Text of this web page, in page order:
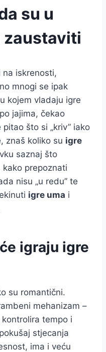
su u
zaustaviti
iskrenosti,
mnogi se ipak
kojem vladaju igre
jajima, čekao
što si „kriv” iako
znaš koliko su igre
saznaj što
prepoznati
nisu „u redu” te
igre uma i
igraju igre
su romantični.
mehanizam –
tempo i
stjecanja
ima i veću